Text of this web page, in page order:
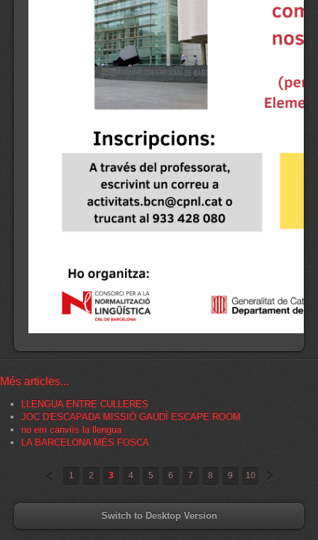
Més articles...
LLENGUA ENTRE CULLERES
JOC D'ESCAPADA MISSIÓ GAUDÍ ESCAPE ROOM
no em canviïs la llengua
LA BARCELONA MÉS FOSCA
1 2 3 4 5 6 7 8 9 10
Switch to Desktop Version